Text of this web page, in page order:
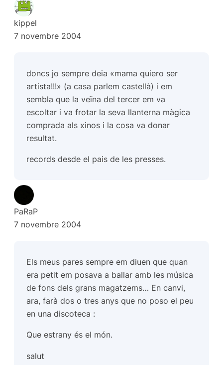
kippel
7 novembre 2004
doncs jo sempre deia «mama quiero ser
artista!!!» (a casa parlem castellà) i em
sembla que la veïna del tercer em va
escoltar i va frotar la seva llanterna màgica
comprada als xinos i la cosa va donar
resultat.
records desde el pais de les presses.
PaRaP
7 novembre 2004
Els meus pares sempre em diuen que quan
era petit em posava a ballar amb les música
de fons dels grans magatzems… En canvi,
ara, farà dos o tres anys que no poso el peu
en una discoteca :
Que estrany és el món.
salut